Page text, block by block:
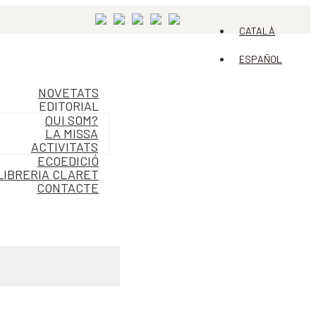
CATALÀ
ESPAÑOL
NOVETATS
EDITORIAL
QUI SOM?
LA MISSA
ACTIVITATS
ECOEDICIÓ
CLARET
CONTACTE